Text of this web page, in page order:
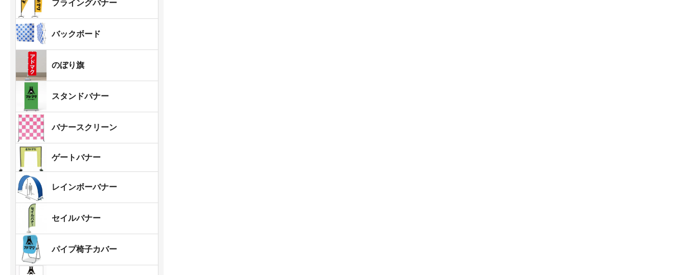
フライングバナー
バックボード
のぼり旗
スタンドバナー
バナースクリーン
ゲートバナー
レインボーバナー
セイルバナー
パイプ椅子カバー